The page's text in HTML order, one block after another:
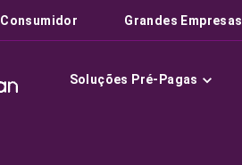
Consumidor Grandes Empresas
Soluções Pré-Pagas